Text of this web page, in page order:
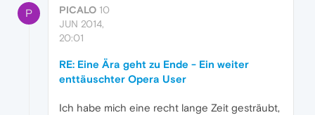
P PICALO 10
JUN 2014,
20:01
RE: Eine Ära geht zu Ende - Ein weiter
enttäuschter Opera User
Ich habe mich eine recht lange Zeit gesträubt,